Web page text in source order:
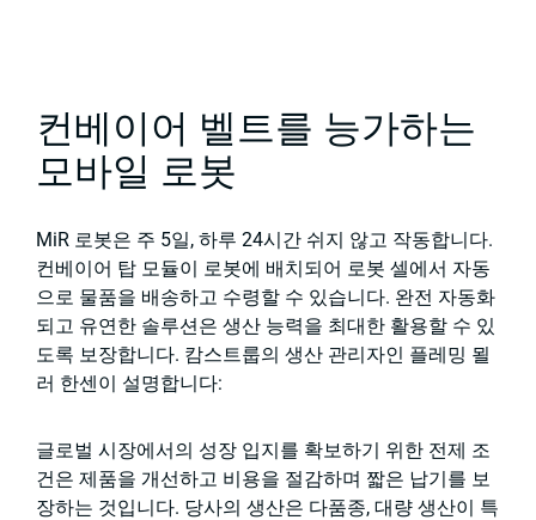
컨베이어 벨트를 능가하는
모바일 로봇
MiR 로봇은 주 5일, 하루 24시간 쉬지 않고 작동합니다.
컨베이어 탑 모듈이 로봇에 배치되어 로봇 셀에서 자동
으로 물품을 배송하고 수령할 수 있습니다. 완전 자동화
되고 유연한 솔루션은 생산 능력을 최대한 활용할 수 있
도록 보장합니다. 캄스트룹의 생산 관리자인 플레밍 묄
러 한센이 설명합니다:
글로벌 시장에서의 성장 입지를 확보하기 위한 전제 조
건은 제품을 개선하고 비용을 절감하며 짧은 납기를 보
장하는 것입니다. 당사의 생산은 다품종, 대량 생산이 특